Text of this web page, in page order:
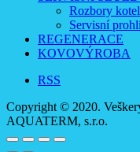
Rozbory
Servisní
REGENERACE
KOVOVÝROBA
RSS
Copyright © 2020.
AQUATERM, s.r.o.